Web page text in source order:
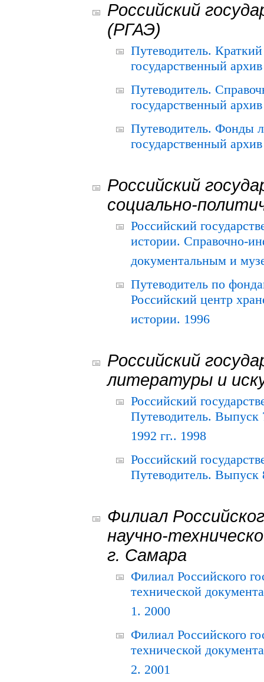
Российский
(РГАЭ)
Путеводитель.
государственный
Путеводитель.
государственный
Путеводитель. Фонды
государственный
Российский
социально-
Российский
истории. Справочно-
документальным и
Путеводитель по
Российский центр
истории. 1996
Российский
литературы и
Российский
Путеводитель.
1992 гг.. 1998
Российский
Путеводитель. Выпуск
Филиал
научно-
г. Самара
Филиал Российского
технической
1. 2000
Филиал Российского
технической
2. 2001